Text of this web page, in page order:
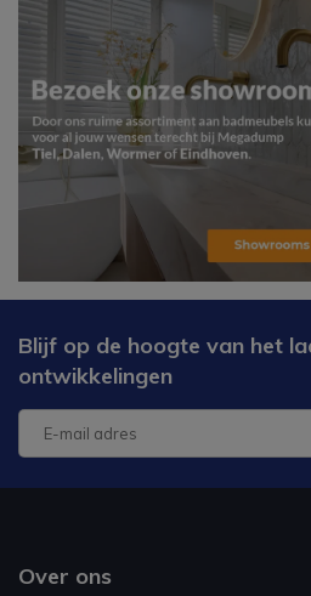
Blijf op de hoogte van het
ontwikkelingen
Over ons